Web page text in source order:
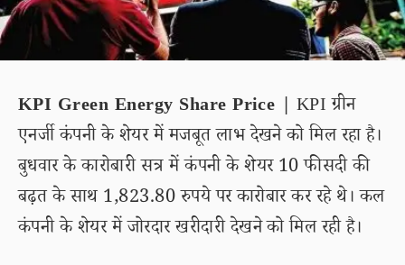
KPI Green Energy Share Price | KPI ग्रीन
एनर्जी कंपनी के शेयर में मजबूत लाभ देखने को मिल रहा है।
बुधवार के कारोबारी सत्र में कंपनी के शेयर 10 फीसदी की
बढ़त के साथ 1,823.80 रुपये पर कारोबार कर रहे थे। कल
कंपनी के शेयर में जोरदार खरीदारी देखने को मिल रही है।